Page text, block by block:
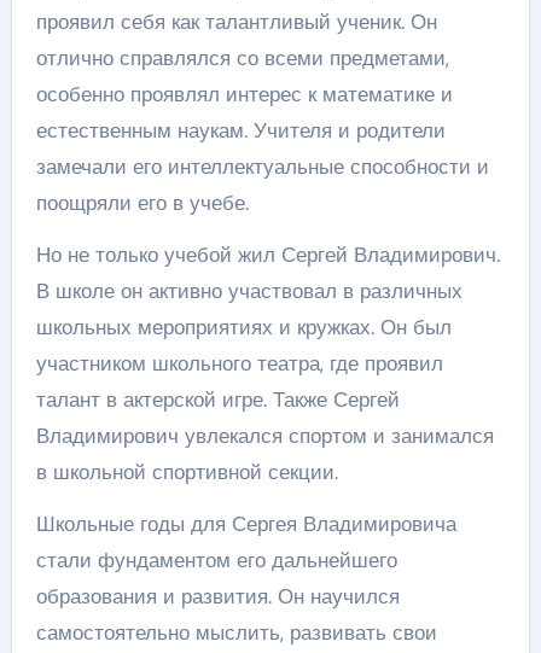
проявил себя как талантливый ученик. Он
отлично справлялся со всеми предметами,
особенно проявлял интерес к математике и
естественным наукам. Учителя и родители
замечали его интеллектуальные способности и
поощряли его в учебе.
Но не только учебой жил Сергей Владимирович.
В школе он активно участвовал в различных
школьных мероприятиях и кружках. Он был
участником школьного театра, где проявил
талант в актерской игре. Также Сергей
Владимирович увлекался спортом и занимался
в школьной спортивной секции.
Школьные годы для Сергея Владимировича
стали фундаментом его дальнейшего
образования и развития. Он научился
самостоятельно мыслить, развивать свои